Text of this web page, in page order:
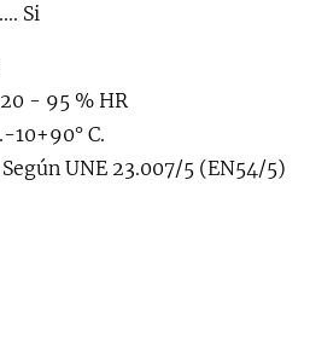
Si
- 95 % HR
10+90° C.
Según UNE 23.007/5 (EN54/5)